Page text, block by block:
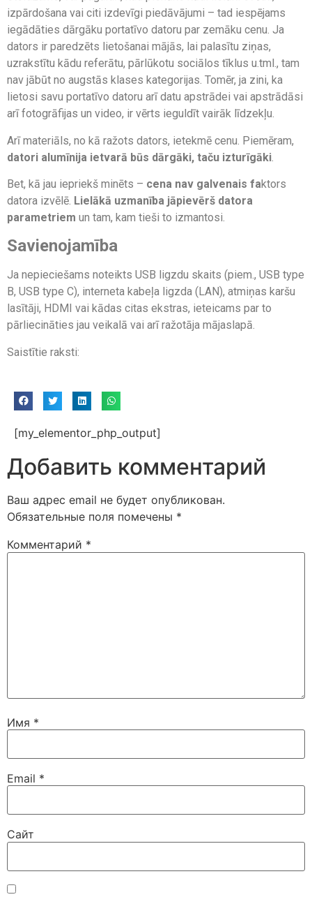
izpārdošana vai citi izdevīgi piedāvājumi – tad iespējams
iegādāties dārgāku portatīvo datoru par zemāku cenu. Ja
dators ir paredzēts lietošanai mājās, lai palasītu ziņas,
uzrakstītu kādu referātu, pārlūkotu sociālos tīklus u.tml., tam
nav jābūt no augstās klases kategorijas. Tomēr, ja zini, ka
lietosi savu portatīvo datoru arī datu apstrādei vai apstrādāsi
arī fotogrāfijas un video, ir vērts ieguldīt vairāk līdzekļu.
Arī materiāls, no kā ražots dators, ietekmē cenu. Piemēram,
datori alumīnija ietvarā būs dārgāki, taču izturīgāki
Bet, kā jau iepriekš minēts – cena nav galvenais faktors
datora izvēlē. Lielākā uzmanība jāpievērš datora
parametriem un tam, kam tieši to izmantosi.
Savienojamība
Ja nepieciešams noteikts USB ligzdu skaits (piem., USB type
B, USB type C), interneta kabeļa ligzda (LAN), atmiņas karšu
lasītāji, HDMI vai kādas citas ekstras, ieteicams par to
pārliecināties jau veikalā vai arī ražotāja mājaslapā.
Saistītie raksti:
[my_elementor_php_output]
Добавить комментарий
Ваш адрес email не будет опубликован.
Обязательные поля помечены *
Комментарий *
Имя *
Email *
Сайт